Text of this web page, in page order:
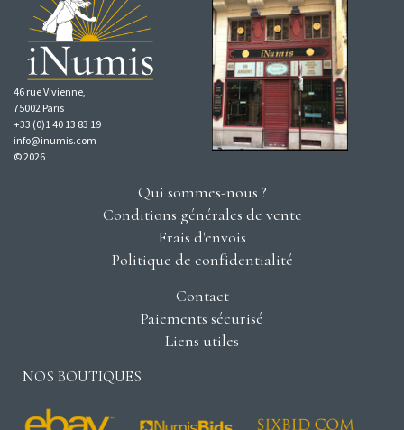
46 rue Vivienne,
75002 Paris
+33 (0)1 40 13 83 19
info@inumis.com
© 2026
Qui sommes-nous ?
Conditions générales de vente
Frais d'envois
Politique de confidentialité
Contact
Paiements sécurisé
Liens utiles
NOS BOUTIQUES